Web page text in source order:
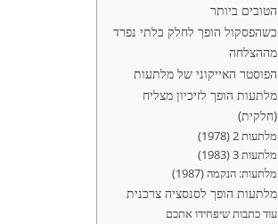
הטובים ביותר
כשהפסקול הופך לחלק בלתי נפרד
מההצלחה
הפוסטר האייקוני של מלתעות
מלתעות הופך לזיכיון מצליח
(חלקית)
מלתעות 2 (1978)
מלתעות 3 (1983)
מלתעות: הנקמה (1987)
מלתעות הופך לסנסציה צרכנית
עוד כתבות שיפחידו אתכם